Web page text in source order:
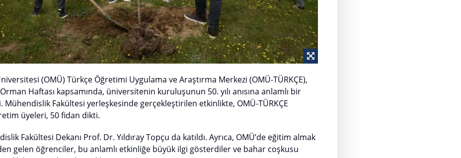
(OMÜ) Türkçe Öğretimi Uygulama ve Araştırma Merkezi (OMÜ-TÜRKÇE),
Haftası kapsamında, üniversitenin kuruluşunun 50. yılı anısına anlamlı bir
Mühendislik Fakültesi yerleşkesinde gerçekleştirilen etkinlikte, OMÜ-TÜRKÇE
üyeleri, 50 fidan dikti.
Fakültesi Dekanı Prof. Dr. Yıldıray Topçu da katıldı. Ayrıca, OMÜ’de eğitim almak
gelen öğrenciler, bu anlamlı etkinliğe büyük ilgi gösterdiler ve bahar coşkusu